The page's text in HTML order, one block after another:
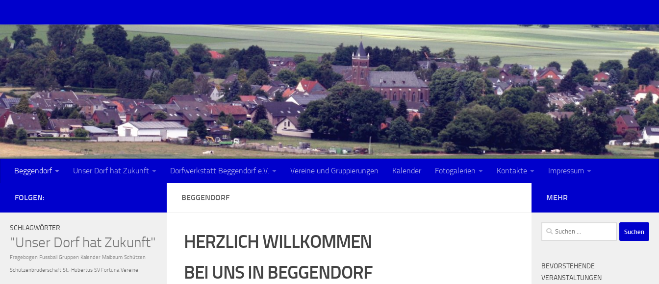
Beggendorf Unser Dorf hat Zukunft Dorfwerkstatt Beggendorf e.V. Vereine und Gruppierungen Kalender Fotogalerien Kontakte Impressum
BEGGENDORF
HERZLICH WILLKOMMEN
BEI UNS IN BEGGENDORF
FOLGEN:
SCHLAGWÖRTER
"Unser Dorf hat Zukunft"
Fragebogen Fussball Gruppen Kalender Maibaum Schützen
Schützenbruderschaft St.-Hubertus SV Fortuna Vereine
MEHR
Suchen
nach:
BEVORSTEHENDE
VERANSTALTUNGEN